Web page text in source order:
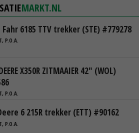
MARKT.NL
6185 TTV trekker (STE) #779278
P.O.A.
X350R ZITMAAIER 42" (WOL)
P.O.A.
6 215R trekker (ETT) #90162
P.O.A.